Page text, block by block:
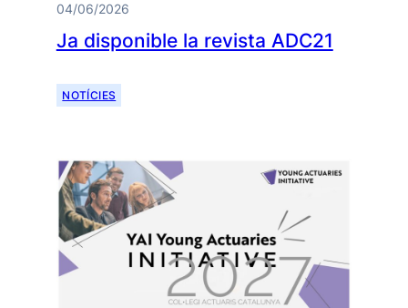
04/06/2026
Ja disponible la revista ADC21
NOTÍCIES